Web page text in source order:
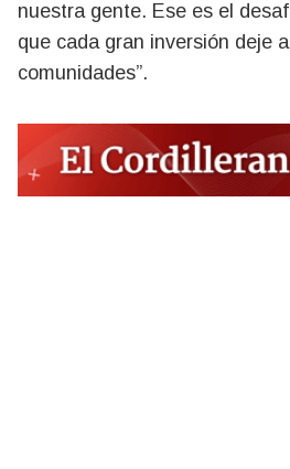
nuestra gente. Ese es el
que cada gran inversión deje
comunidades”.